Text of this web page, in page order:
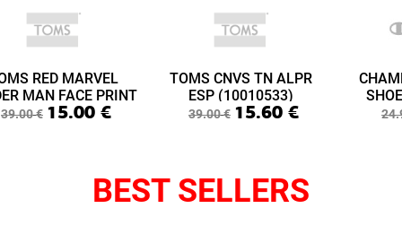
RED MARVEL
MAN FACE PRINT
LIME LAYETTE
39.00€ 15.00 €
TOMS CNVS TN ALPR
ESP (10010533)
39.00€ 15.60 €
BEST SELLERS